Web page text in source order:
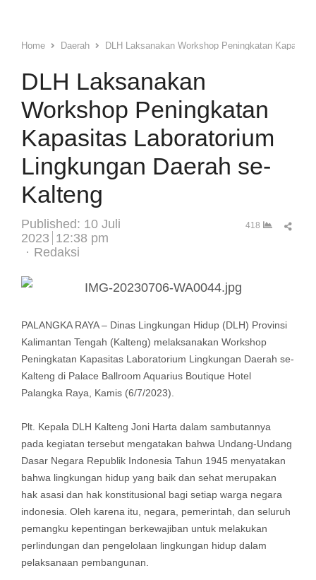
Home Daerah DLH Laksanakan Workshop Peningkatan
DLH Laksanakan
Workshop Peningkatan
Kapasitas Laboratorium
Lingkungan Daerah se-
Kalteng
Published: 10 Juli
2023 12:38 pm
Author
Redaksi
418
PALANGKA RAYA – Dinas Lingkungan Hidup (DLH) Provinsi
Kalimantan Tengah (Kalteng) melaksanakan Workshop
Peningkatan Kapasitas Laboratorium Lingkungan Daerah se-
Kalteng di Palace Ballroom Aquarius Boutique Hotel
Palangka Raya, Kamis (6/7/2023).
Plt. Kepala DLH Kalteng Joni Harta dalam sambutannya
pada kegiatan tersebut mengatakan bahwa Undang-Undang
Dasar Negara Republik Indonesia Tahun 1945 menyatakan
bahwa lingkungan hidup yang baik dan sehat merupakan
hak asasi dan hak konstitusional bagi setiap warga negara
indonesia. Oleh karena itu, negara, pemerintah, dan seluruh
pemangku kepentingan berkewajiban untuk melakukan
perlindungan dan pengelolaan lingkungan hidup dalam
pelaksanaan pembangunan.